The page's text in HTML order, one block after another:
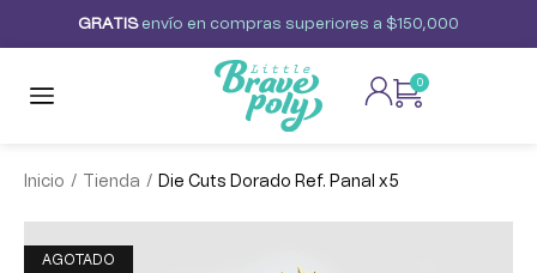
GRAT S envío en compras superiores a $150,000
0
Inicio / Tienda / Die Cuts Dorado Ref. Panal x5
AGOTADO